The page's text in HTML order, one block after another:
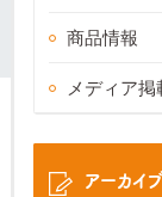
商品情報
メディア掲
アーカイ